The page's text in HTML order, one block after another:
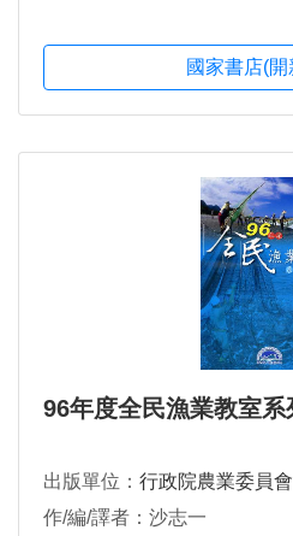
國家書店(
96年度全民漁業教室系
出版單位： 行政院農業委員
作/編/譯者：沙志一